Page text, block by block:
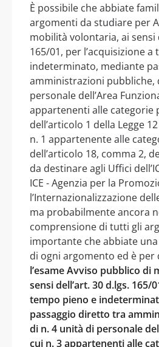
È possibile che abbiate
argomenti da studiare per
mobilità volontaria, ai sensi
165/01, per l’acquisizione
indeterminato, mediante
amministrazioni pubbliche,
personale dell’Area
appartenenti alle categorie
dell’articolo 1 della Legge
n. 1 appartenente alle
dell’articolo 18, comma 2,
da destinare agli Uffici
ICE - Agenzia per la
l’Internazionalizzazione
ma probabilmente ancora
comprensione di tutti gli
importante che abbiate
di ogni argomento ed è
l’esame Avviso pubblico di
sensi dell’art. 30 d.lgs. 165/
tempo pieno e
passaggio diretto tra
di n. 4 unità di personale
cui n. 3 appartenenti alle